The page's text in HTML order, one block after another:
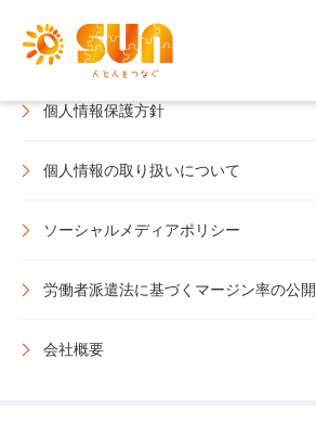
情報セキュリティ方針
個人情報保護方針
個人情報の取り扱いについて
ソーシャルメディアポリシー
労働者派遣法に基づくマージン率の公開
会社概要